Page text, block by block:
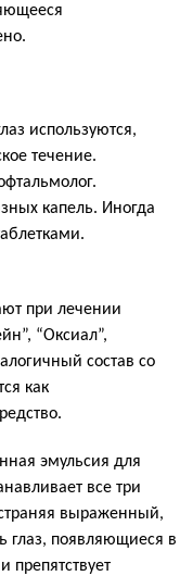
используются,
течение.
капель. Иногда
при лечении
“Оксиал”,
состав со
как
эмульсия для
все три
выраженный,
глаз, появляющиеся в
препятствует